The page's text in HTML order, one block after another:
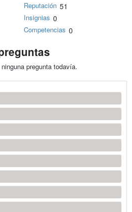
Reputación 51
Insignias 0
Competencias 0
pregunta todavía.